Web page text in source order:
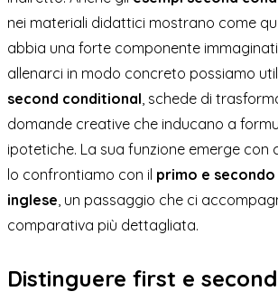
nei materiali didattici mostrano come
abbia una forte componente
allenarci in modo concreto possiamo
second conditional, schede di
domande creative che inducano a
ipotetiche. La sua funzione emerge con
lo confrontiamo con il primo e
inglese, un passaggio che ci
comparativa più dettagliata.
Distinguere first e second